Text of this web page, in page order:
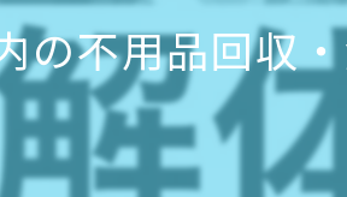
の不用品回収